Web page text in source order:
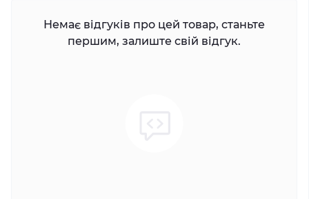
Немає відгуків про цей товар, станьте
першим, залиште свій відгук.